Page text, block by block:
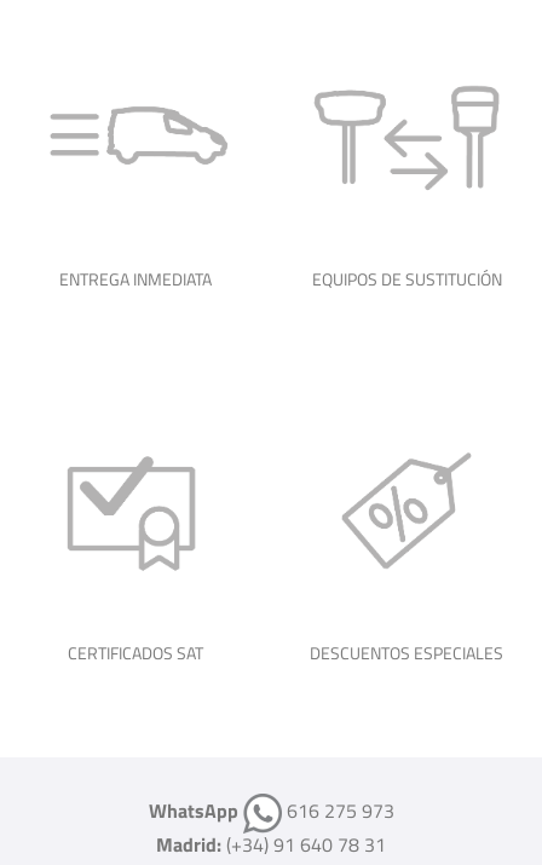
ENTREGA INMEDIATA EQUIPOS DE SUSTITUCIÓN
CERTIFICADOS SAT DESCUENTOS ESPECIALES
WhatsApp
616 275 973
Madrid: (+34) 91 640 78 31